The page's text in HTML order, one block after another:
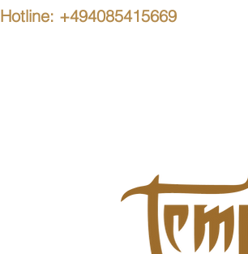
Hotline: +494085415669